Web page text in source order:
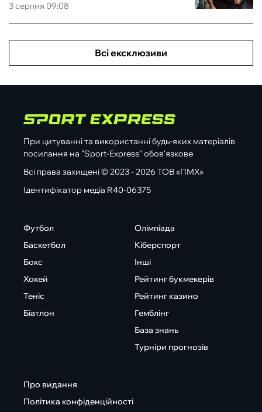
3 серпня 09:08
Всі ексклюзиви
При цитуванні та використанні будь-яких матеріалів
посилання на "Sport-Express" обов'язкове
Всі права захищені © 2023 - 2026 ТОВ «ПМХ»
Ідентифікатор медіа R40-06375
Футбол
Баскетбол
Бокс
Хокей
Теніс
Біатлон
Олімпіада
Кіберспорт
Інші
Рейтинг букмекерів
Рейтинг казино
Гемблінг
База знань
Турніри прогнозів
Про видання
Політика конфіденційності